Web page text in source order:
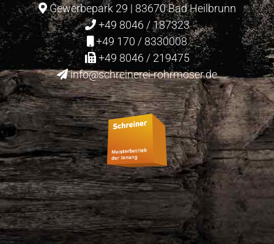
Gewerbepark 29 | 83670 Bad Heilbrunn
+49 8046 / 187323
+49 170 / 8330008
+49 8046 / 219475
info@schreinerei-rohrmoser.de